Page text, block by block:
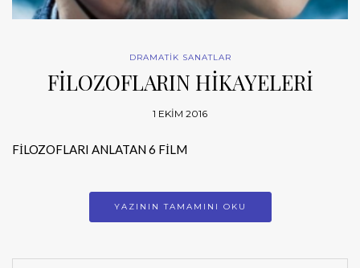
DRAMATİK SANATLAR
FİLOZOFLARIN HİKAYELERİ
1 EKIM 2016
FİLOZOFLARI ANLATAN 6 FİLM
YAZININ TAMAMINI OKU